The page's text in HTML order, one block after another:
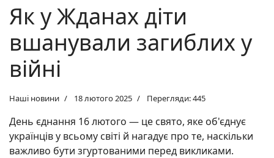
Як у Жданах діти
вшанували загиблих у
війні
Наші новини 18 лютого 2025 Перегляди: 445
День єднання 16 лютого — це свято, яке об'єднує
українців у всьому світі й нагадує про те, наскільки
важливо бути згуртованими перед викликами.